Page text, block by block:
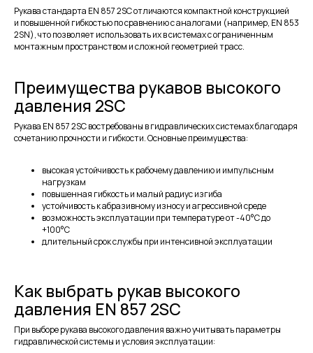
Рукава стандарта EN 857 2SC отличаются компактной конструкцией
и повышенной гибкостью по сравнению с аналогами (например, EN 853
2SN), что позволяет использовать их в системах с ограниченным
монтажным пространством и сложной геометрией трасс.
Преимущества рукавов высокого
давления 2SC
Рукава EN 857 2SC востребованы в гидравлических системах благодаря
сочетанию прочности и гибкости. Основные преимущества:
высокая устойчивость к рабочему давлению и импульсным
нагрузкам
повышенная гибкость и малый радиус изгиба
устойчивость к абразивному износу и агрессивной среде
возможность эксплуатации при температуре от -40°C до
+100°C
длительный срок службы при интенсивной эксплуатации
Как выбрать рукав высокого
давления EN 857 2SC
При выборе рукава высокого давления важно учитывать параметры
гидравлической системы и условия эксплуатации:
Я соглашаюсь с условиями и даю своё согласие
наобработку персональных данных
Отправить
Политика персональных данных
© Евразия Инжиниринг
Сервис 2022-2026 Разработка сайта